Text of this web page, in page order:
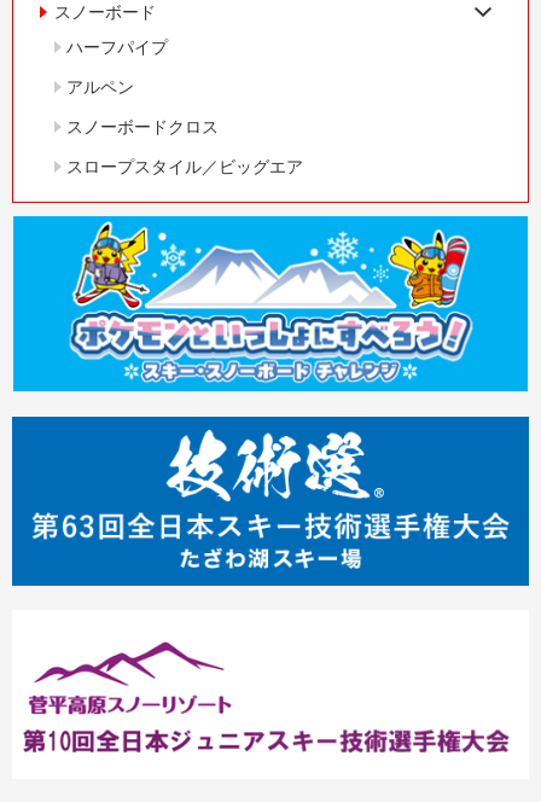
スノーボード
ハーフパイプ
アルペン
スノーボードクロス
スロープスタイル／ビッグエア